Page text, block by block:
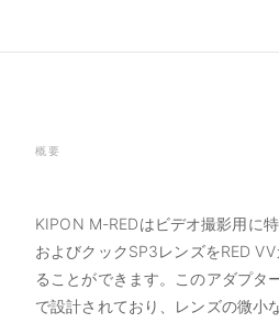
概要
KIPON M-REDはビデオ撮影用に
およびクックSP3レンズをRED
ることができます。このアダプタ
で設計されており、レンズの微小